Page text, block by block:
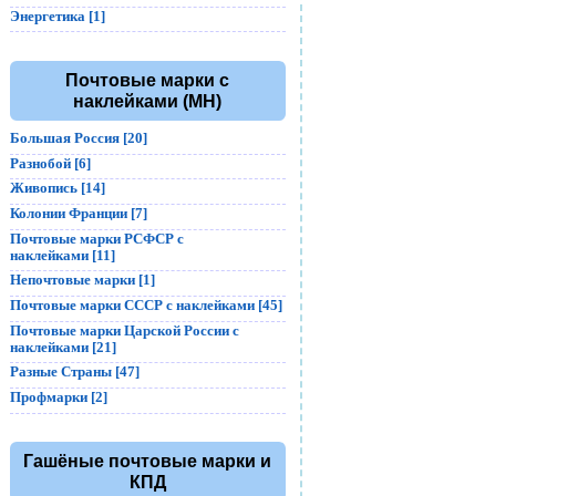
Энергетика [1]
Почтовые марки с
наклейками (MH)
Большая Россия [20]
Разнобой [6]
Живопись [14]
Колонии Франции [7]
Почтовые марки РСФСР с
наклейками [11]
Непочтовые марки [1]
Почтовые марки СССР с наклейками [45]
Почтовые марки Царской России с
наклейками [21]
Разные Страны [47]
Профмарки [2]
Гашёные почтовые марки и
КПД